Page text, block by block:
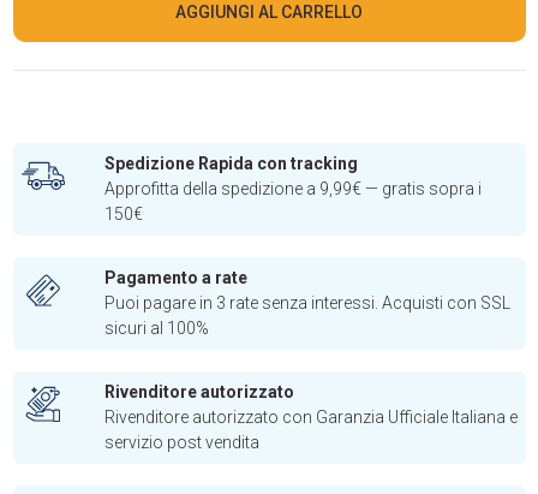
AGGIUNGI AL CARRELLO
Spedizione Rapida con tracking
Approfitta della spedizione a 9,99€ — gratis sopra i
150€
Pagamento a rate
Puoi pagare in 3 rate senza interessi. Acquisti con SSL
sicuri al 100%
Rivenditore autorizzato
Rivenditore autorizzato con Garanzia Ufficiale Italiana e
servizio post vendita